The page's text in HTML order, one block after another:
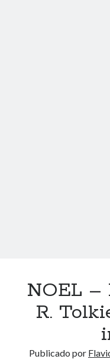
NOEL –
R.
Publicado por